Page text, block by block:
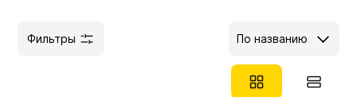
По названию
Фильтры